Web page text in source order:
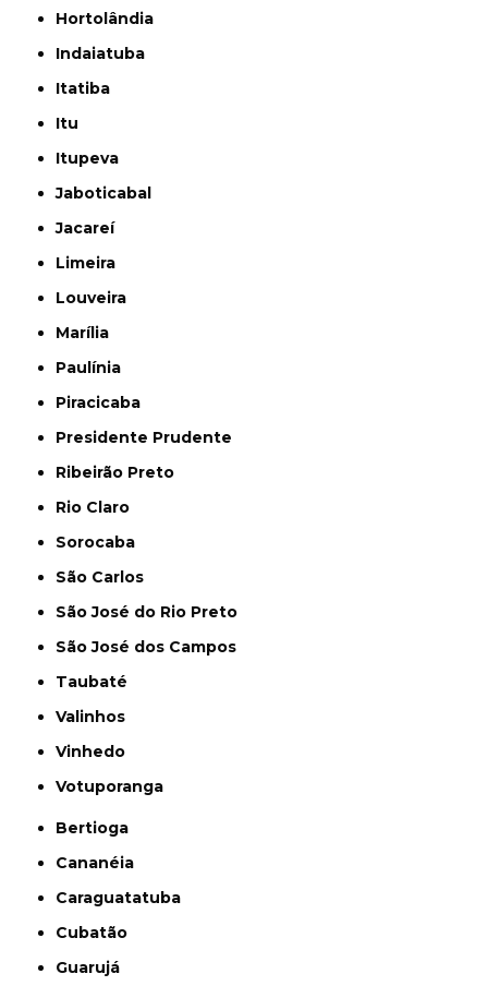
Hortolândia
Indaiatuba
Itatiba
Itu
Itupeva
Jaboticabal
Jacareí
Limeira
Louveira
Marília
Paulínia
Piracicaba
Presidente Prudente
Ribeirão Preto
Rio Claro
Sorocaba
São Carlos
São José do Rio Preto
São José dos Campos
Taubaté
Valinhos
Vinhedo
Votuporanga
Bertioga
Cananéia
Caraguatatuba
Cubatão
Guarujá